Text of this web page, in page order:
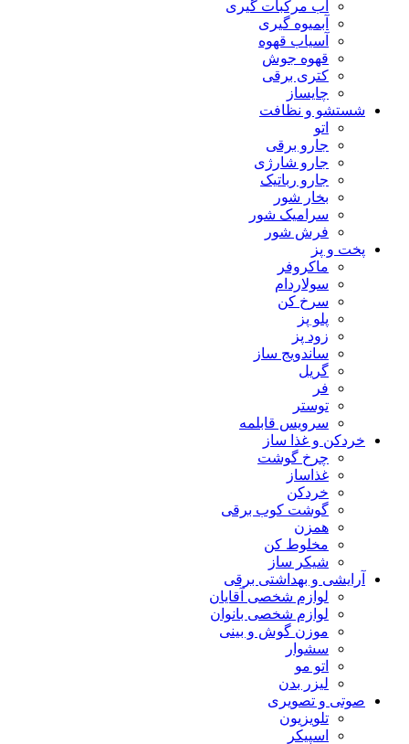
آب مرکبات گیری
آبمیوه گیری
آسیاب قهوه
قهوه جوش
کتری برقی
چایساز
شستشو و نظافت
اتو
جارو برقی
جارو شارژی
جارو رباتیک
بخار شور
سرامیک شور
فرش شور
پخت و پز
ماکروفر
سولاردام
سرخ کن
پلو پز
زود پز
ساندویج ساز
گریل
فر
توستر
سرویس قابلمه
خردکن و غذا ساز
چرخ گوشت
غذاساز
خردکن
گوشت کوب برقی
همزن
مخلوط کن
شیکر ساز
آرایشی و بهداشتی برقی
لوازم شخصی آقایان
لوازم شخصی بانوان
موزن گوش و بینی
سشوار
اتو مو
لیزر بدن
صوتی و تصویری
تلویزیون
اسپیکر